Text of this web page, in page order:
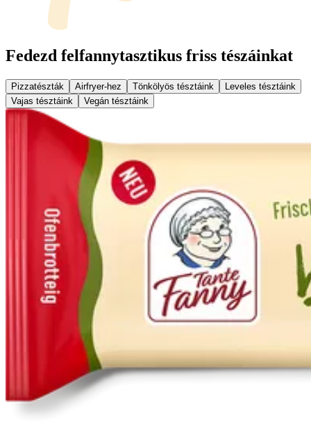
Fedezd felfannytasztikus friss tészáinkat
Pizzatészták Airfryer-hez Tönkölyös tésztáink
Leveles tésztáink
Vajas tésztáink
Vegán tésztáink